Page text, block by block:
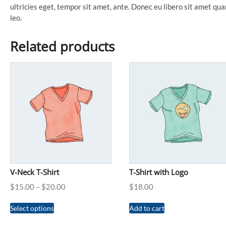
ultricies eget, tempor sit amet, ante. Donec eu libero sit amet
leo.
Related products
V-Neck T-Shirt
$15.00 – $20.00
Select options
T-Shirt with Logo
$18.00
Add to cart